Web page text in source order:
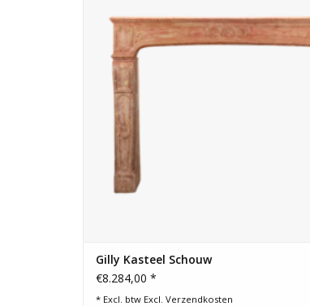
Gilly Kasteel Schouw
€8.284,00 *
* Excl. btw Excl. Verzendkosten